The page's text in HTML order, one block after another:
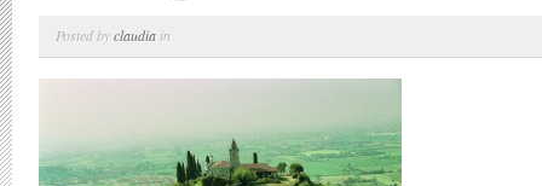
Posted byclaudia in